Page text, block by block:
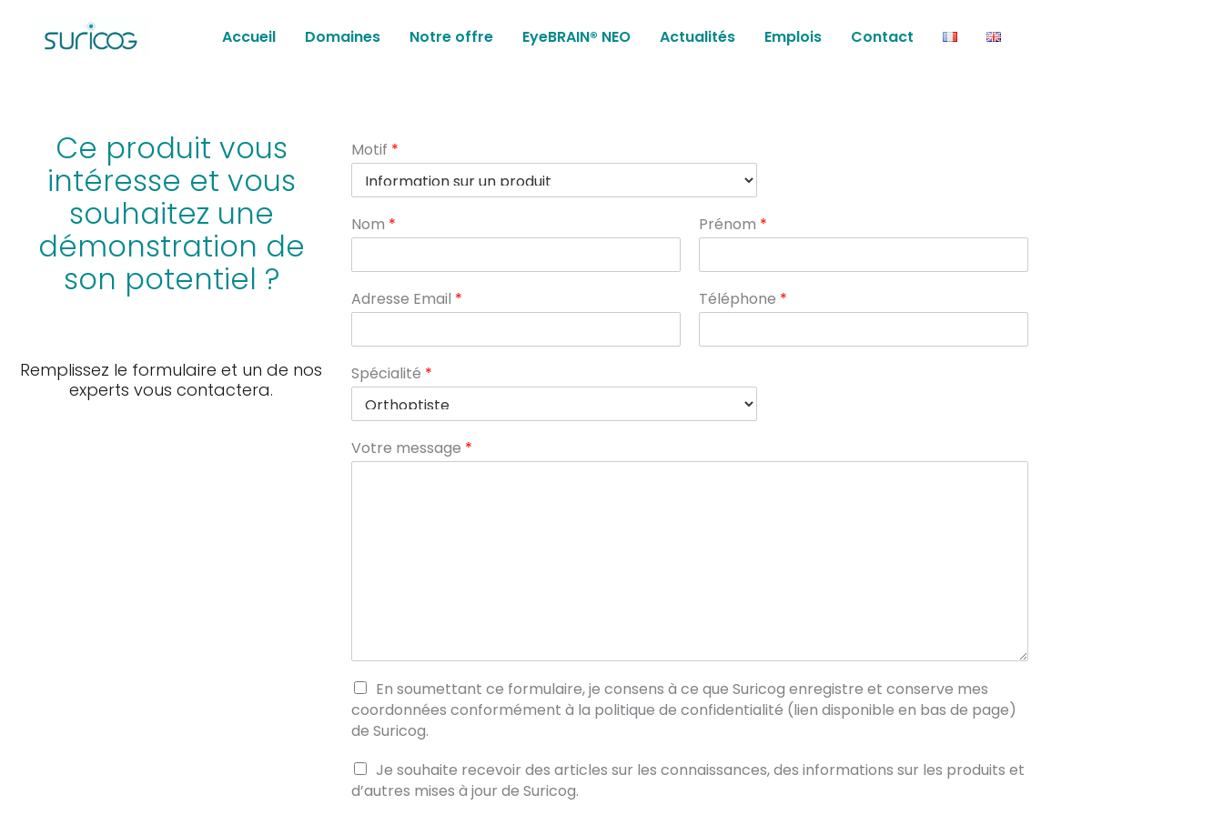
contenu
Accueil Domaines Notre offre EyeBRAIN® NEO Actualités Emplois Contact
Ce produit vous
intéresse et vous
souhaitez une
démonstration de
son potentiel ?
Remplissez le formulaire et un de nos
experts vous contactera.
Motif *
Nom * Prénom *
Adresse Email * Téléphone *
Spécialité *
Votre message *
En soumettant ce formulaire, je consens à ce que Suricog enregistre et conserve mes
coordonnées conformément à la politique de confidentialité (lien disponible en bas de page)
de Suricog.
Je souhaite recevoir des articles sur les connaissances, des informations sur les produits et
d’autres mises à jour de Suricog.